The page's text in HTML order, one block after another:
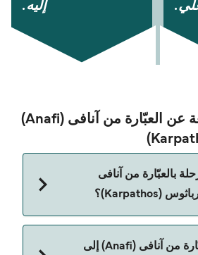
إليه.
أكثر الأسئلة الشائعة عن العبّارة من آنافی (Anafi)
بالعبّارة من آنافی
ما هو سعر العبّارة من آنافی (Anafi) إلى